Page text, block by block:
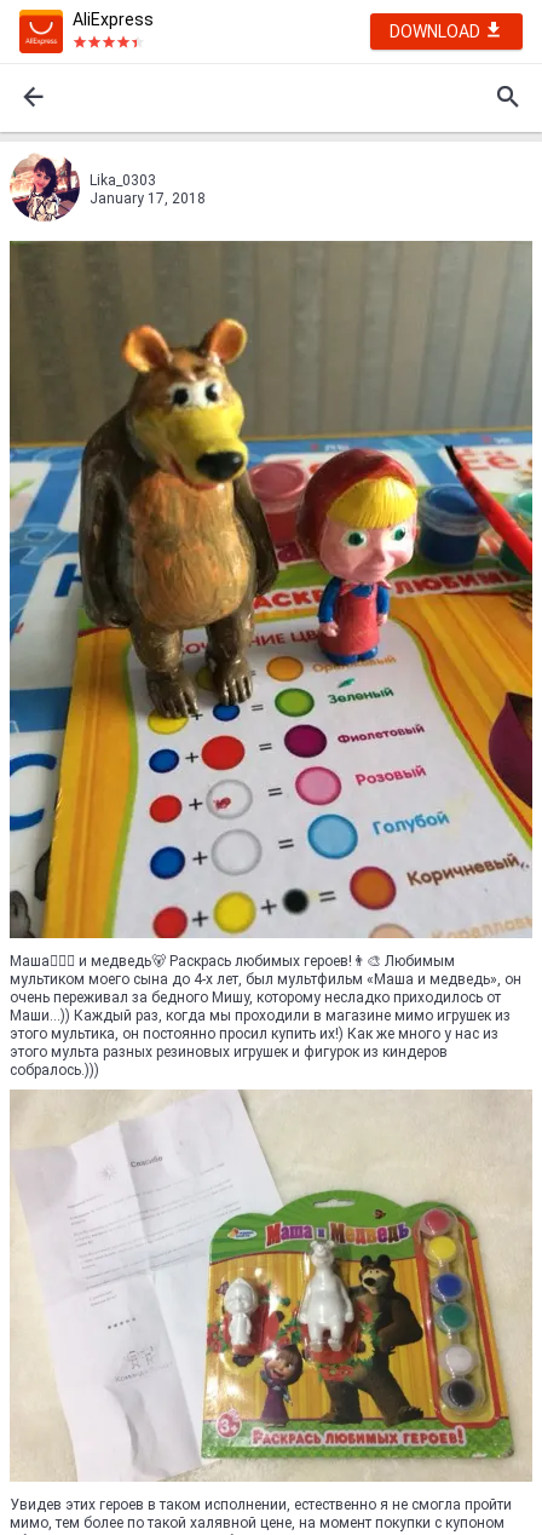
AliExpress
DOWNLOAD
Lika_0303
January 17, 2018
Маша👩🏼‍⚖️ и медведь🐻 Раскрась любимых героев!👨‍🎨 Любимым
мультиком моего сына до 4-х лет, был мультфильм «Маша и медведь», он
очень переживал за бедного Мишу, которому несладко приходилось от
Маши...)) Каждый раз, когда мы проходили в магазине мимо игрушек из
этого мультика, он постоянно просил купить их!) Как же много у нас из
этого мульта разных резиновых игрушек и фигурок из киндеров
собралось.)))
Увидев этих героев в таком исполнении, естественно я не смогла пройти
мимо, тем более по такой халявной цене, на момент покупки с купоном